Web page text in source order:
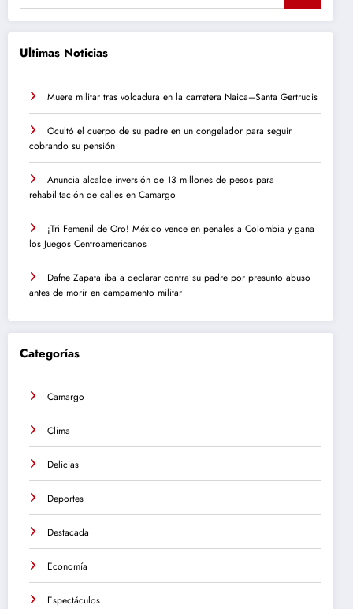
Ultimas Noticias
Muere militar tras volcadura en la carretera Naica–Santa Gertrudis
Ocultó el cuerpo de su padre en un congelador para seguir
cobrando su pensión
Anuncia alcalde inversión de 13 millones de pesos para
rehabilitación de calles en Camargo
¡Tri Femenil de Oro! México vence en penales a Colombia y gana
los Juegos Centroamericanos
Dafne Zapata iba a declarar contra su padre por presunto abuso
antes de morir en campamento militar
Categorías
Camargo
Clima
Delicias
Deportes
Destacada
Economía
Espectáculos